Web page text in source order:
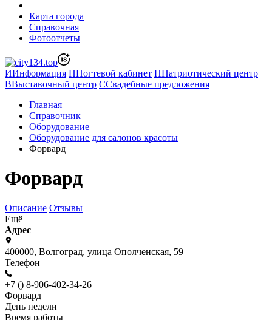
Карта города
Справочная
Фотоотчеты
ИИнформация ННогтевой кабинет ППатриотический центр
ВВыставочный центр ССвадебные предложения
Главная
Справочник
Оборудование
Оборудование для салонов красоты
Форвард
Форвард
Описание Отзывы
Ещё
Адрес
400000, Волгоград, улица Ополченская, 59
Телефон
+7 () 8-906-402-34-26
Форвард
День недели
Время работы